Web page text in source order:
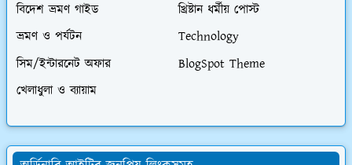
বিদেশ ভ্রমণ গাইড
খ্রিষ্টান ধর্মীয় পোস্ট
ভ্রমণ ও পর্যটন
Technology
সিম/ইন্টারনেট অফার
BlogSpot Theme
খেলাধুলা ও ব্যায়াম